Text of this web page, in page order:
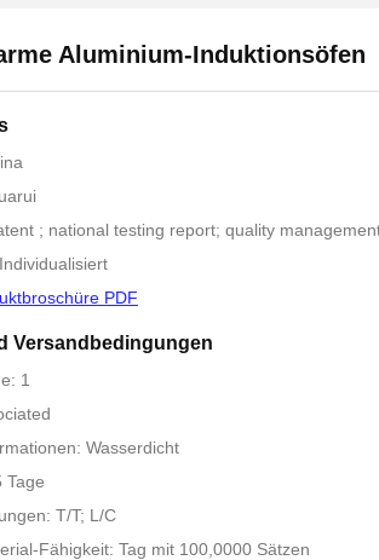
Aluminium-Induktionsöfen
; national testing report; quality
PDF
Versandbedingungen
1
Wasserdicht
Tage
T/T; L/C
Fähigkeit: Tag mit 100,0000 Sätzen